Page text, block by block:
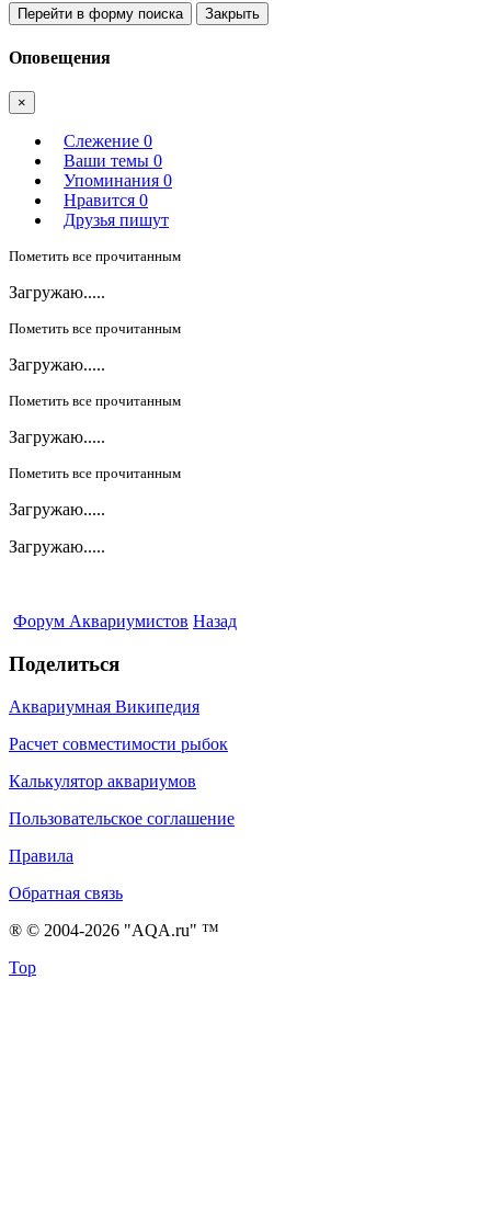
Перейти в форму поиска Закрыть
Оповещения
×
Слежение 0
Ваши темы 0
Упоминания 0
Нравится 0
Друзья пишут
Пометить все прочитанным
Загружаю.....
Пометить все прочитанным
Загружаю.....
Пометить все прочитанным
Загружаю.....
Пометить все прочитанным
Загружаю.....
Загружаю.....
Форум Аквариумистов Назад
Поделиться
Аквариумная Википедия
Расчет совместимости рыбок
Калькулятор аквариумов
Пользовательское соглашение
Правила
Обратная связь
® © 2004-2026 "AQA.ru" ™
Top